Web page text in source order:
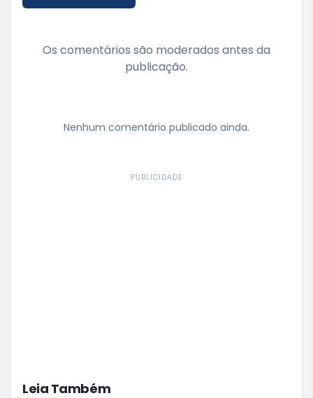
Os comentários são moderados antes da
publicação.
Nenhum comentário publicado ainda.
PUBLICIDADE
Leia Também